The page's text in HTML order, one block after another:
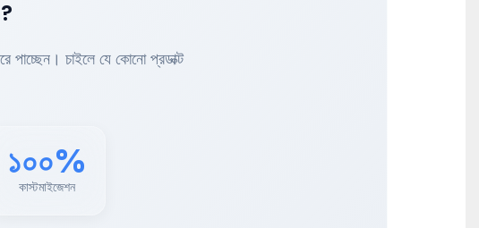
পাচ্ছেন। চাইলে যে কোনো প্রডাক্ট
১০০%
কাস্টমাইজেশন